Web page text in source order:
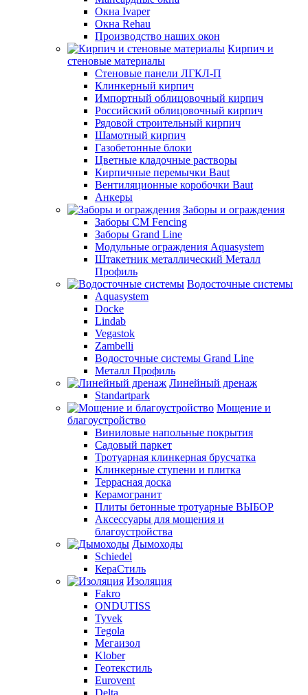
Окна Ivaper
Окна Rehau
Производство наших окон
Кирпич и
стеновые материалы
Стеновые панели ЛГКЛ-П
Клинкерный кирпич
Импортный облицовочный кирпич
Российский облицовочный кирпич
Рядовой строительный кирпич
Шамотный кирпич
Газобетонные блоки
Цветные кладочные растворы
Кирпичные перемычки Baut
Вентиляционные коробочки Baut
Анкеры
Заборы и ограждения
Заборы CM Fencing
Заборы Grand Line
Модульные ограждения Aquasystem
Штакетник металлический Металл
Профиль
Водосточные системы
Aquasystem
Docke
Lindab
Vegastok
Zambelli
Водосточные системы Grand Line
Металл Профиль
Линейный дренаж
Standartpark
Мощение и
благоустройство
Виниловые напольные покрытия
Садовый паркет
Тротуарная клинкерная брусчатка
Клинкерные ступени и плитка
Террасная доска
Керамогранит
Плиты бетонные тротуарные ВЫБОР
Аксессуары для мощения и
благоустройства
Дымоходы
Schiedel
КераСтиль
Изоляция
Fakro
ONDUTISS
Tyvek
Tegola
Мегаизол
Klober
Геотекстиль
Eurovent
Delta